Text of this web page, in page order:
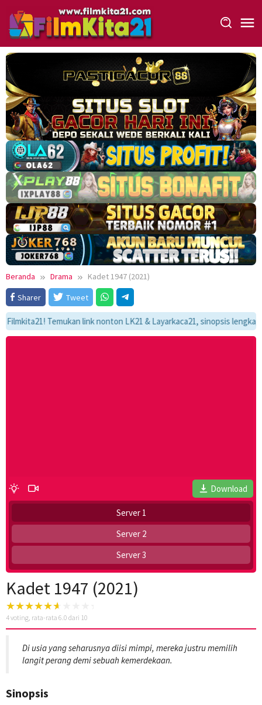
konten
Beranda Drama
Kadet 1947 (2021)
Sharer
Tweet
Temukan link nonton LK21 & Layarkaca21, sinopsis lengkap,
Download
Server 1
Server 2
Server 3
Kadet 1947 (2021)
4voting, rata-rata 6.0 dari 10
Di usia yang seharusnya diisi mimpi, mereka justru memilih
langit perang demi sebuah kemerdekaan.
Sinopsis